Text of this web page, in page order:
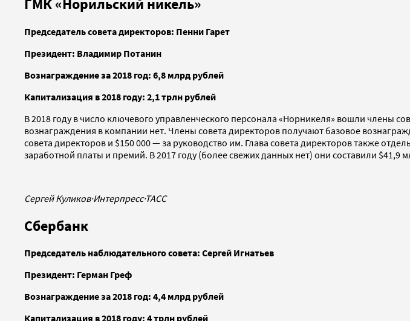
ГМК «Норильский никель»
Председатель совета директоров: Пенни Гарет
Президент: Владимир Потанин
Вознаграждение за 2018 год: 6,8 млрд рублей
Капитализация в 2018 году: 2,1 трлн рублей
В 2018 году в число ключевого управленческого персонала «Норникеля» вошли члены
вознаграждения в компании нет. Члены совета директоров получают базовое
совета директоров и $150 000 — за руководство им. Глава совета директоров также
заработной платы и премий. В 2017 году (более свежих данных нет) они составили $41,9
Сергей Куликов·Интерпресс·ТАСС
Сбербанк
Председатель наблюдательного совета: Сергей Игнатьев
Президент: Герман Греф
Вознаграждение за 2018 год: 4,4 млрд рублей
Капитализация в 2018 году: 4 трлн рублей